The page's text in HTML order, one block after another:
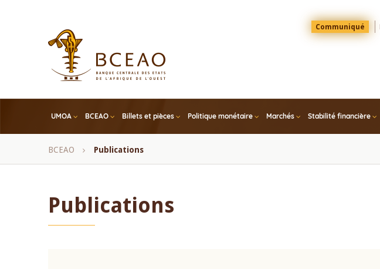
Menu
Top
Communiqué
UMOA BCEAO Billets et pièces Politique monétaire Marchés Stabilité financière
Fil
BCEAO Publications
Publications